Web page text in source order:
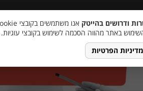
ודרושים בהייטק
באתר מהווה הסכמה לשימוש בקובצי עוגיות.
מדיניות הפרטיות